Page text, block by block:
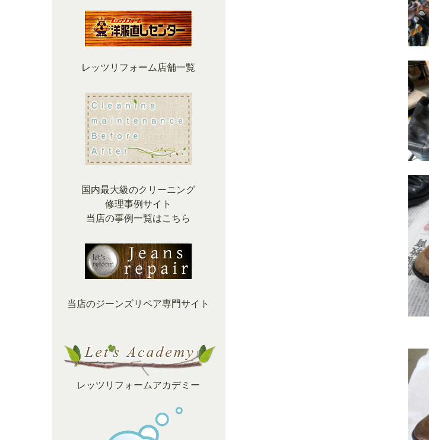
レッツリフォーム店舗一覧
国内最大級のクリーニング
修理事例サイト
当店の事例一覧はこちら
当店のジーンズリペア専門サイト
レッツリフォームアカデミー